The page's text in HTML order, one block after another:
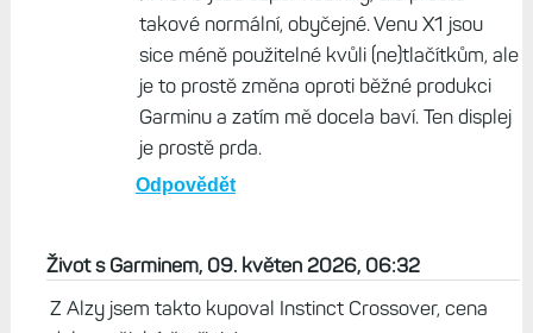
takové normální, obyčejné. Venu X1 jsou
sice méně použitelné kvůli (ne)tlačítkům, ale
je to prostě změna oproti běžné produkci
Garminu a zatím mě docela baví. Ten displej
je prostě prda.
Odpovědět
Život s Garminem, 09. květen 2026, 06:32
Z Alzy jsem takto kupoval Instinct Crossover, cena